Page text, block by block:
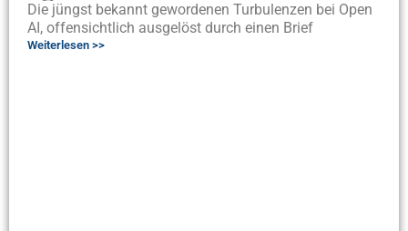
Die jüngst bekannt gewordenen Turbulenzen bei Open
AI, offensichtlich ausgelöst durch einen Brief
Weiterlesen >>